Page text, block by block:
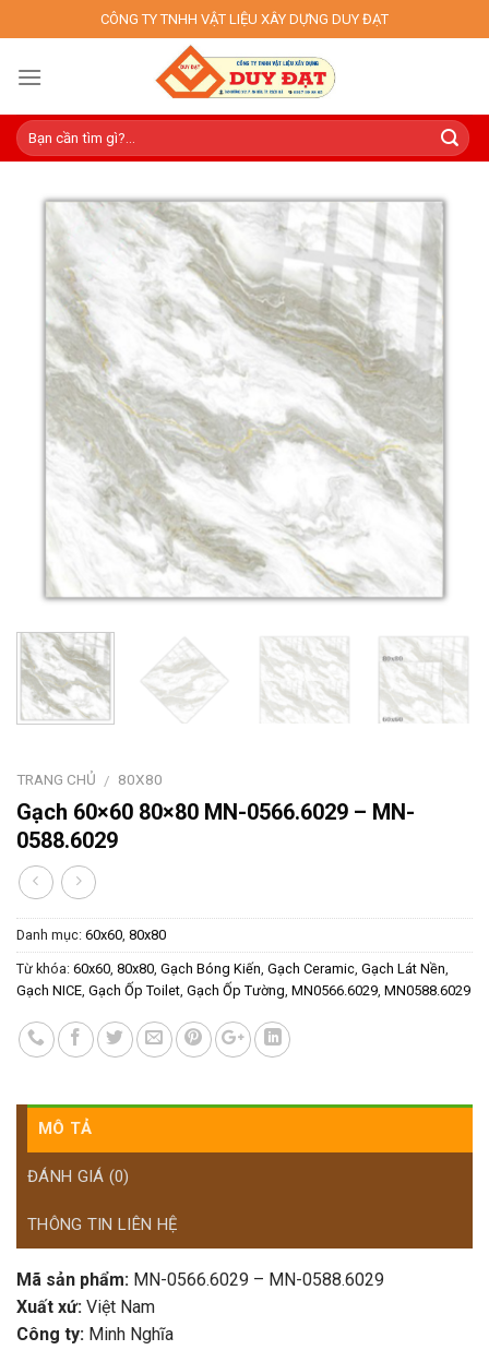
to
content
CÔNG TY TNHH VẬT LIỆU XÂY DỰNG DUY ĐẠT
TRANG CHỦ / 80X80
Gạch 60×60 80×80 MN-0566.6029 – MN-
0588.6029
Danh mục: 60x60, 80x80
Từ khóa: 60x60, 80x80, Gạch Bóng Kiến, Gạch Ceramic, Gạch Lát Nền,
Gạch NICE, Gạch Ốp Toilet, Gạch Ốp Tường, MN0566.6029, MN0588.6029
MÔ TẢ
ĐÁNH GIÁ (0)
THÔNG TIN LIÊN HỆ
Mã sản phẩm: MN-0566.6029 – MN-0588.6029
Xuất xứ: Việt Nam
Công ty: Minh Nghĩa